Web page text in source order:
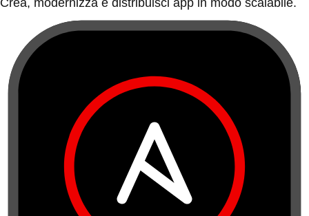
Crea, modernizza e distribuisci app in modo scalabile.